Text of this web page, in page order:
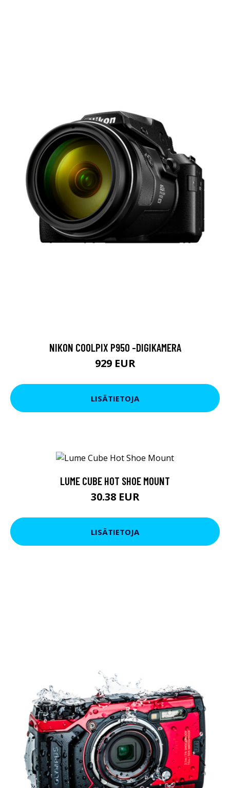
NIKON COOLPIX P950 -DIGIKAMERA
929 EUR
LISÄTIETOJA
LUME CUBE HOT SHOE MOUNT
30.38 EUR
LISÄTIETOJA